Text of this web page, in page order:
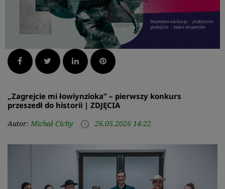
Facebook Twitter LinkedInPinterest
„Zagrejcie mi łowiynzioka” – pierwszy konkurs
przeszedł do historii | ZDJĘCIA
Autor: Michał Cichy access_time 26.05.2026 14:22